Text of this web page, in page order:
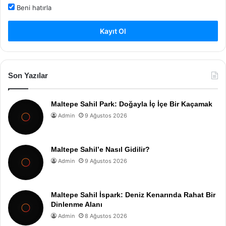
Beni hatırla
Kayıt Ol
Son Yazılar
Maltepe Sahil Park: Doğayla İç İçe Bir Kaçamak
Admin 9 Ağustos 2026
Maltepe Sahil’e Nasıl Gidilir?
Admin 9 Ağustos 2026
Maltepe Sahil İspark: Deniz Kenarında Rahat Bir
Dinlenme Alanı
Admin 8 Ağustos 2026